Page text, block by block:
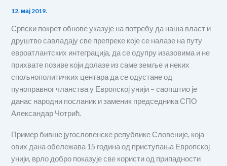
12. мај 2019.
Српски покрет обнове указује на потребу да наша власт и
друштво савладају све препреке које се налазе на путу
евроатлантских интеграција, да се одупру изазовима и не
прихвате позиве који долазе из саме земље и неких
спољнополитичких центара да се одустане од
пуноправног чланства у Европској унији – саопштио је
данас народни посланик и заменик председника СПО
Александар Чотрић.
Пример бивше југословенске републике Словеније, која
ових дана обележава 15 година од приступања Европској
унији, врло добро показује све користи од припадности